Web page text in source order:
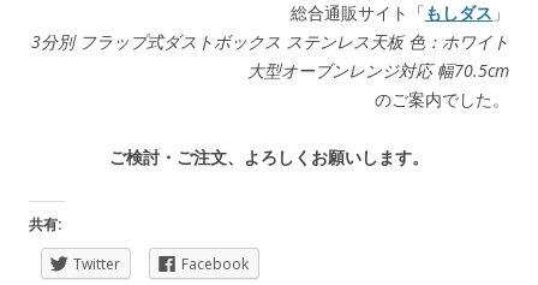
総合通販サイト「もしダス 」
3分別 フラップ式ダストボックス ステンレス天板 色：ホワイト
大型オーブンレンジ対応 幅70.5cm
のご案内でした。
ご検討・ご注文、よろしくお願いします。
共有:
Twitter
Facebook